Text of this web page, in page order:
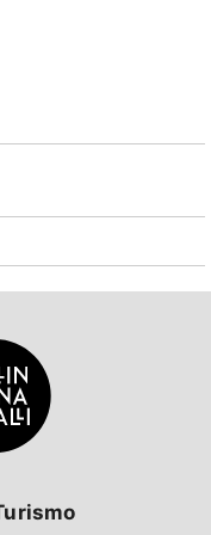
Camini, Vigezzo.
Besitzer
akzeptiert